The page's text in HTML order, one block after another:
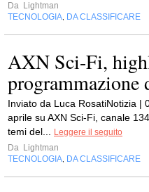
Da Lightman
TECNOLOGIA DA CLASSIFICARE
AXN Sci-Fi,
programmazione
Inviato da Luca RosatiNotizia |
aprile su AXN Sci-Fi, canale
temi del...
Leggere il seguito
Da Lightman
TECNOLOGIA DA CLASSIFICARE